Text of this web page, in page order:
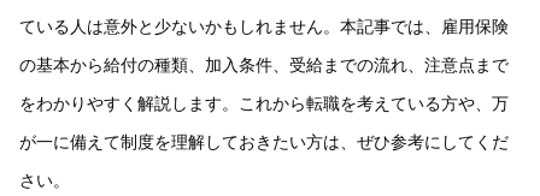
ている人は意外と少ないかもしれません。本記事では、雇用保険
の基本から給付の種類、加入条件、受給までの流れ、注意点まで
をわかりやすく解説します。これから転職を考えている方や、万
が一に備えて制度を理解しておきたい方は、ぜひ参考にしてくだ
さい。